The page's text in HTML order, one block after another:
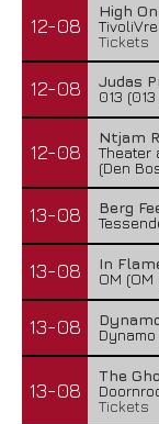
12-08
High
Tickets
12-08
Judas
013
12-08
Ntjam
Theater
(Den
13-08
Berg
13-08
In
OM
13-08
13-08
The
Tickets